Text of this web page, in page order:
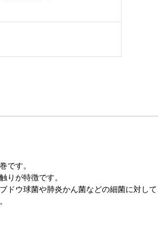
です。
りが特徴です。
ドウ球菌や肺炎かん菌などの細菌に対して